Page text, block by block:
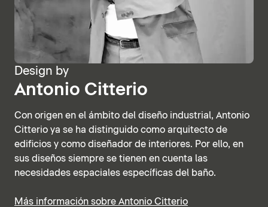
Design by
Antonio Citterio
Con origen en el ámbito del diseño industrial, Antonio
Citterio ya se ha distinguido como arquitecto de
edificios y como diseñador de interiores. Por ello, en
sus diseños siempre se tienen en cuenta las
necesidades espaciales específicas del baño.
Más información sobre Antonio Citterio